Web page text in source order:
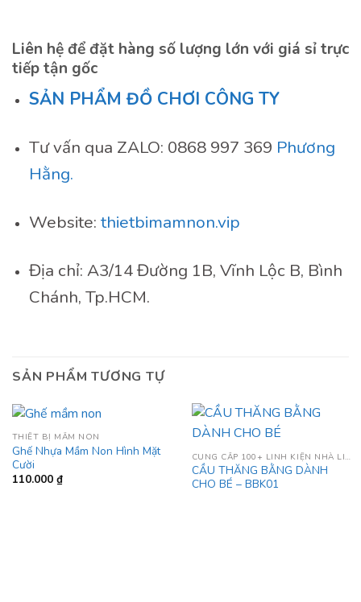
Liên hệ để đặt hàng số lượng lớn với giá sỉ trực
tiếp tận gốc
SẢN PHẨM ĐỒ CHƠI CÔNG TY
Tư vấn qua ZALO: 0868 997 369 Phương
Hằng.
Website: thietbimamnon.vip
Địa chỉ: A3/14 Đường 1B, Vĩnh Lộc B, Bình
Chánh, Tp.HCM.
SẢN PHẨM TƯƠNG TỰ
THIẾT BỊ MẦM NON
Ghế Nhựa Mầm Non Hình Mặt
Cười
110.000 ₫
CUNG CẤP 100+ LINH KIỆN NHÀ LIÊN HOÀN
CẦU THĂNG BẰNG DÀNH
CHO BÉ – BBK01